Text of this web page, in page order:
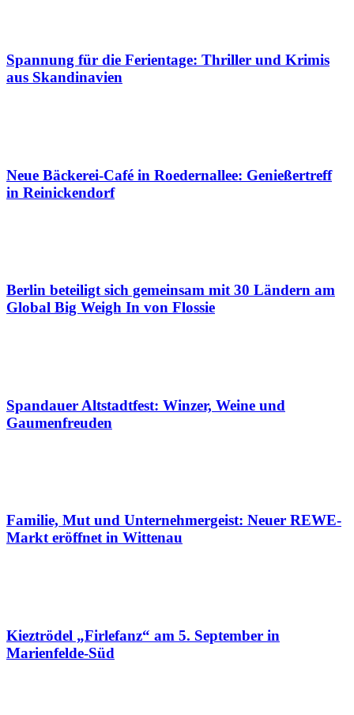
Spannung für die Ferientage: Thriller und Krimis
aus Skandinavien
Neue Bäckerei-Café in Roedernallee: Genießertreff
in Reinickendorf
Berlin beteiligt sich gemeinsam mit 30 Ländern am
Global Big Weigh In von Flossie
Spandauer Altstadtfest: Winzer, Weine und
Gaumenfreuden
Familie, Mut und Unternehmergeist: Neuer REWE-
Markt eröffnet in Wittenau
Kieztrödel „Firlefanz“ am 5. September in
Marienfelde-Süd